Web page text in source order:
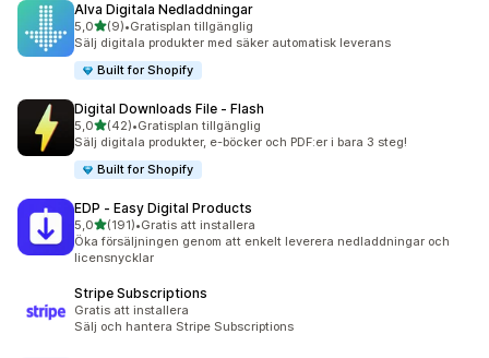
Alva Digitala Nedladdningar
5,0av 5 stjärnor
(9)
9 recensioner totalt
•Gratisplan tillgänglig
Sälj digitala produkter med säker automatisk leverans
Built for Shopify
Digital Downloads File ‑ Flash
5,0av 5 stjärnor
(42)
42 recensioner totalt
•Gratisplan tillgänglig
Sälj digitala produkter, e-böcker och PDF:er i bara 3 steg!
Built for Shopify
EDP ‑ Easy Digital Products
5,0av 5 stjärnor
(191)
191 recensioner totalt
•Gratis att installera
Öka försäljningen genom att enkelt leverera nedladdningar och
licensnycklar
Stripe Subscriptions
Gratis att installera
Sälj och hantera Stripe Subscriptions